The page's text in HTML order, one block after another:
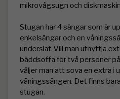
mikrovågsugn och
Stugan har 4 sängar som är
enkelsängar och en
underslaf. Vill man utnyttja
bäddsoffa för två personer
väljer man att sova en extra i
våningssängen. Det finns
stugan.